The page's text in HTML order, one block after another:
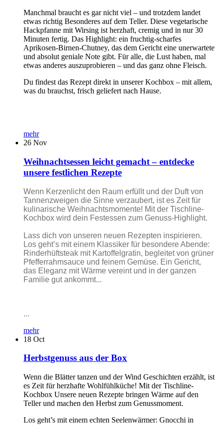
Manchmal braucht es gar nicht viel – und trotzdem landet
etwas richtig Besonderes auf dem Teller. Diese vegetarische
Hackpfanne mit Wirsing ist herzhaft, cremig und in nur 30
Minuten fertig. Das Highlight: ein fruchtig-scharfes
Aprikosen-Birnen-Chutney, das dem Gericht eine unerwartete
und absolut geniale Note gibt. Für alle, die Lust haben, mal
etwas anderes auszuprobieren – und das ganz ohne Fleisch.
Du findest das Rezept direkt in unserer Kochbox – mit allem,
was du brauchst, frisch geliefert nach Hause.
mehr
26 Nov
Weihnachtsessen leicht gemacht – entdecke
unsere festlichen Rezepte
Wenn Kerzenlicht den Raum erfüllt und der Duft von
Tannenzweigen die Sinne verzaubert, ist es Zeit für
kulinarische Weihnachtsmomente! Mit der Tischline-
Kochbox wird dein Festessen zum Genuss-Highlight.
Lass dich von unseren neuen Rezepten inspirieren.
Los geht’s mit einem Klassiker für besondere Abende:
Rinderhüftsteak mit Kartoffelgratin, begleitet von grüner
Pfefferrahmsauce und feinem Gemüse. Ein Gericht,
das Eleganz mit Wärme vereint und in der ganzen
Familie gut ankommt...
...
mehr
18 Oct
Herbstgenuss aus der Box
Wenn die Blätter tanzen und der Wind Geschichten erzählt, ist
es Zeit für herzhafte Wohlfühlküche! Mit der Tischline-
Kochbox Unsere neuen Rezepte bringen Wärme auf den
Teller und machen den Herbst zum Genussmoment.
Los geht’s mit einem echten Seelenwärmer: Gnocchi in